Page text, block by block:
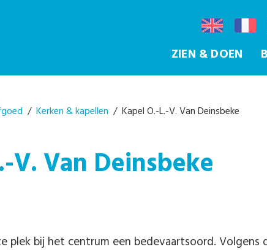
ZIEN & DOEN
/ Kerken & kapellen / Kapel O.-L.-V. Van Deinsbeke
V. Van Deinsbeke
plek bij het centrum een bedevaartsoord.